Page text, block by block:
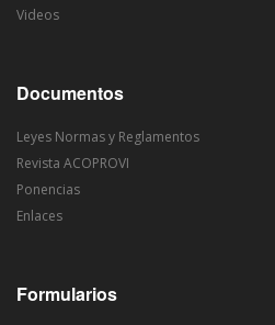
Videos
Documentos
Leyes Normas y Reglamentos
Revista ACOPROVI
Ponencias
Enlaces
Formularios